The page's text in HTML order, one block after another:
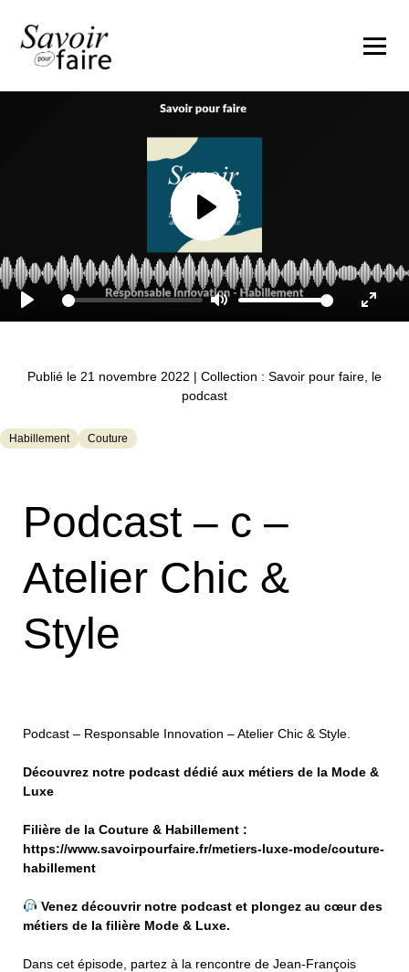
Play Mute
Enter
Play
Publié le 21 novembre 2022 | Collection : Savoir pour faire, le
podcast
Habillement Couture
Podcast – c –
Atelier Chic &
Style
Podcast – Responsable Innovation – Atelier Chic & Style.
Découvrez notre podcast dédié aux métiers de la Mode &
Luxe
Filière de la Couture & Habillement :
https://www.savoirpourfaire.fr/metiers-luxe-mode/couture-
habillement
Venez découvrir notre podcast et plongez au cœur des
métiers de la filière Mode & Luxe.
Dans cet épisode, partez à la rencontre de Jean-François